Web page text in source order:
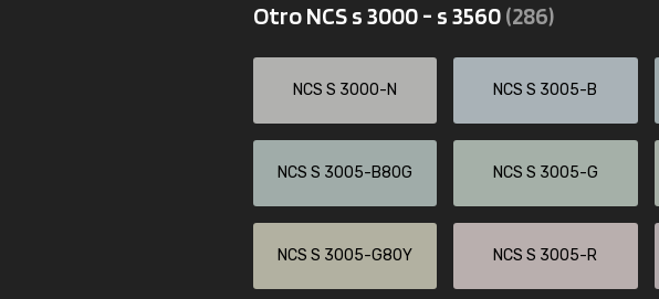
Otro NCS s 3000 - s 3560(286)
NCS S 3000-N NCS S 3005-B
NCS S 3005-B80G NCS S 3005-G
NCS S 3005-G80Y NCS S 3005-R